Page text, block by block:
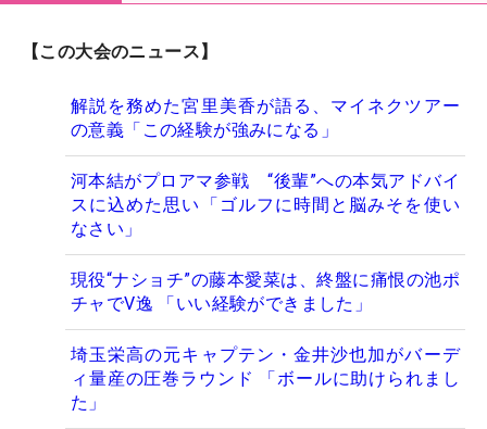
【この大会のニュース】
解説を務めた宮里美香が語る、マイネクツアー
の意義「この経験が強みになる」
河本結がプロアマ参戦 “後輩”への本気アドバイ
スに込めた思い「ゴルフに時間と脳みそを使い
なさい」
現役“ナショチ”の藤本愛菜は、終盤に痛恨の池ポ
チャでV逸 「いい経験ができました」
埼玉栄高の元キャプテン・金井沙也加がバーデ
ィ量産の圧巻ラウンド 「ボールに助けられまし
た」